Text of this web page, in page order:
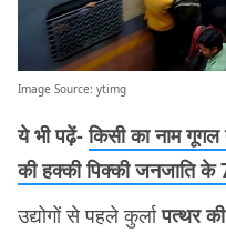
Image Source: ytimg
ये भी पढ़ें-किसी का नाम गूगल
की हक्की पिक्की
उद्योगों से पहले कुर्लापत्थर